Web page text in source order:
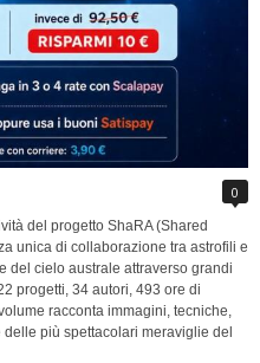
0
del progetto ShaRA (Shared
unica di collaborazione tra astrofili e
del cielo australe attraverso grandi
progetti, 34 autori, 493 ore di
racconta immagini, tecniche,
più spettacolari meraviglie del